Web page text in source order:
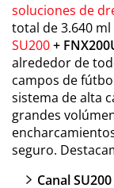
soluciones de
total de 3.640 ml
SU200+
alrededor de
campos de
sistema de alta
grandes
seguro.
Canal